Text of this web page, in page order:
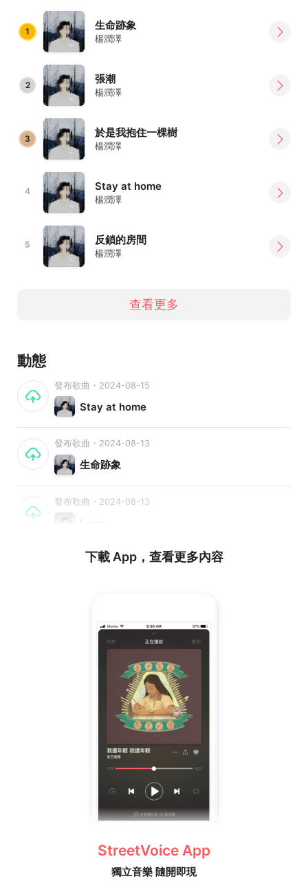
1 生命跡象
楊潤澤
2 張潮
楊潤澤
3 於是我抱住一棵樹
楊潤澤
4 Stay at home
楊潤澤
5 反鎖的房間
楊潤澤
查看更多
動態
發布歌曲・2024-08-15
Stay at home
發布歌曲・2024-08-13
生命跡象
發布歌曲・2024-08-13
Love
下載 App，查看更多內容
StreetVoice App
獨立音樂 隨開即現